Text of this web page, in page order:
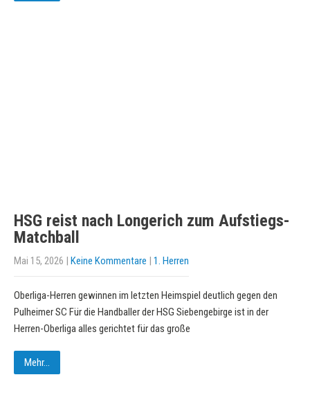
HSG reist nach Longerich zum Aufstiegs-
Matchball
Mai 15, 2026 | Keine Kommentare | 1. Herren
Oberliga-Herren gewinnen im letzten Heimspiel deutlich gegen den
Pulheimer SC Für die Handballer der HSG Siebengebirge ist in der
Herren-Oberliga alles gerichtet für das große
Mehr...